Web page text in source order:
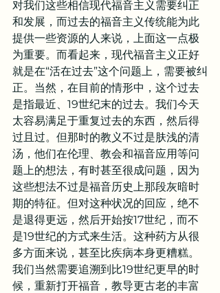
对我们这些相信现代福音主义需要纠正
和发展，而过去的福音主义传统能为此
提供一些资源的人来说，上面这一点极
为重要。而看起来，现代福音主义正好
就是在“活在过去”这个问题上，需要被纠
正。当然，在目前的情形中，这个过去
是指最近、19世纪末的过去。我们今天
太容易满足于重复过去的东西，然后得
过且过。但那时的教义不过是肤浅的清
汤，他们在伦理、教会和福音应用等问
题上的想法，有时甚至很成问题，因为
这些想法不过是福音历史上那段灰暗时
期的特征。但对这种状况的回应，绝不
是退得更远，然后开始按17世纪，而不
是19世纪的方式来生活。这种药方从很
多方面来说，甚至比疾病本身更糟糕。
我们当然需要追溯到比19世纪更早的时
候，重新打开福音，教导更古老的丰富